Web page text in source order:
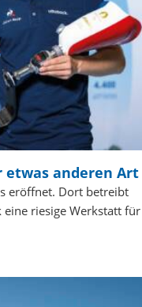
etwas anderen Art
eröffnet. Dort betreibt
riesige Werkstatt